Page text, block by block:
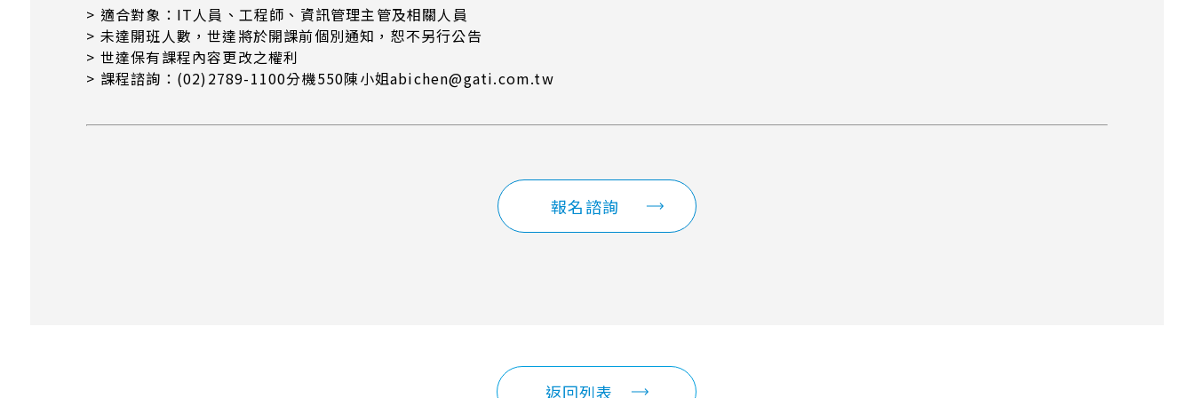
> 適合對象：IT人員、工程師、資訊管理主管及相關人員
> 未達開班人數，世達將於開課前個別通知，恕不另行公告
> 世達保有課程內容更改之權利
> 課程諮詢：(02)2789-1100分機550陳小姐abichen@gati.com.tw
報名諮詢
返回列表